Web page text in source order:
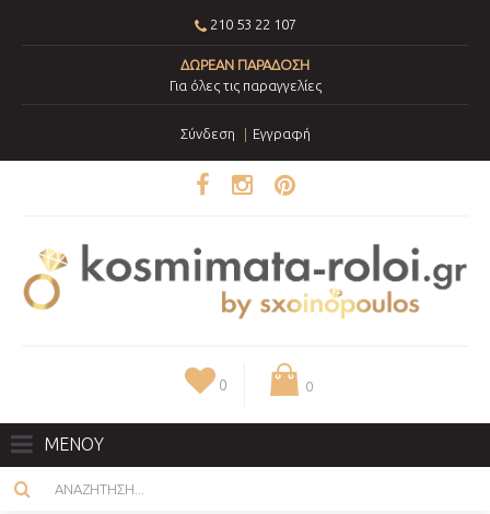
210 53 22 107
ΔΩΡΕΑΝ ΠΑΡΑΔΟΣΗ
Για όλες τις παραγγελίες
Σύνδεση Εγγραφή
0 0
ΜΕΝΟΥ